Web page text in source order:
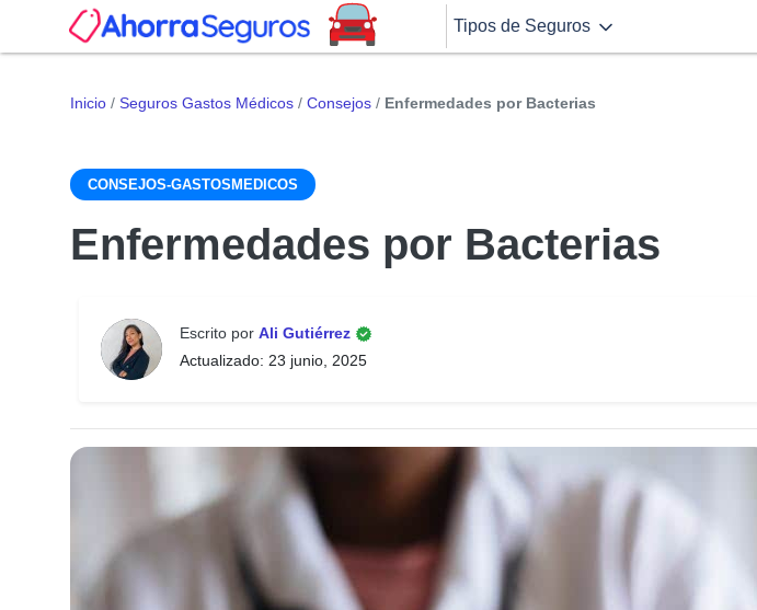
Tipos de Seguros
Inicio / Seguros Gastos Médicos / Consejos / Enfermedades por Bacterias
CONSEJOS-GASTOSMEDICOS
Enfermedades por Bacterias
Escrito por Ali Gutiérrez
Actualizado: 23 junio, 2025